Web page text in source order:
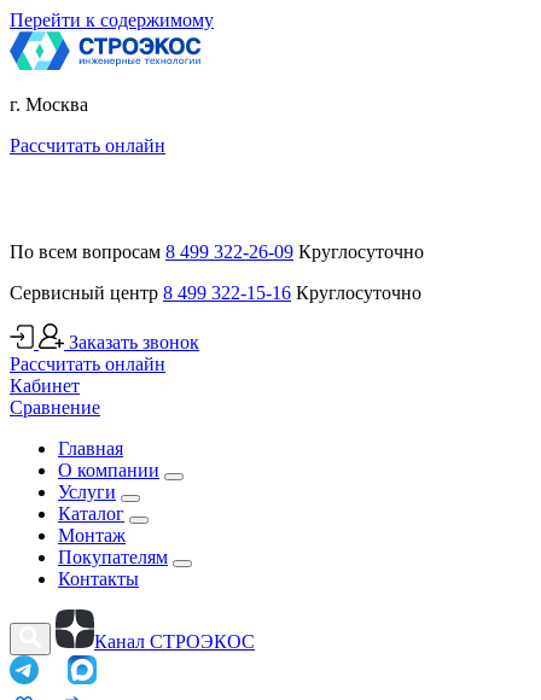
Перейти к содержимому
г. Москва
Рассчитать онлайн
По всем вопросам 8 499 322-26-09 Круглосуточно
Сервисный центр 8 499 322-15-16 Круглосуточно
Заказать звонок
Рассчитать онлайн
Кабинет
Сравнение
Главная
О компании
Услуги
Каталог
Монтаж
Покупателям
Контакты
Канал СТРОЭКОС